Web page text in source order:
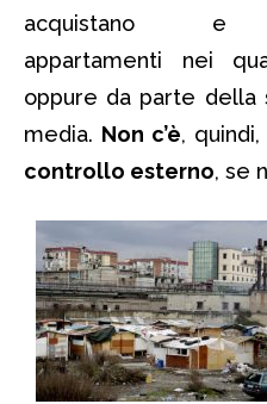
acquistano e
appartamenti nei
oppure da parte della
media. Non c’è, quindi,
controllo esterno, se